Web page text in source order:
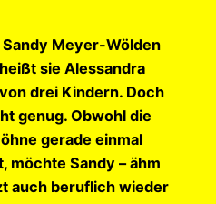
Meyer-Wölden
sie Alessandra
drei Kindern. Doch
genug. Obwohl die
gerade einmal
möchte Sandy – ähm
auch beruflich wieder